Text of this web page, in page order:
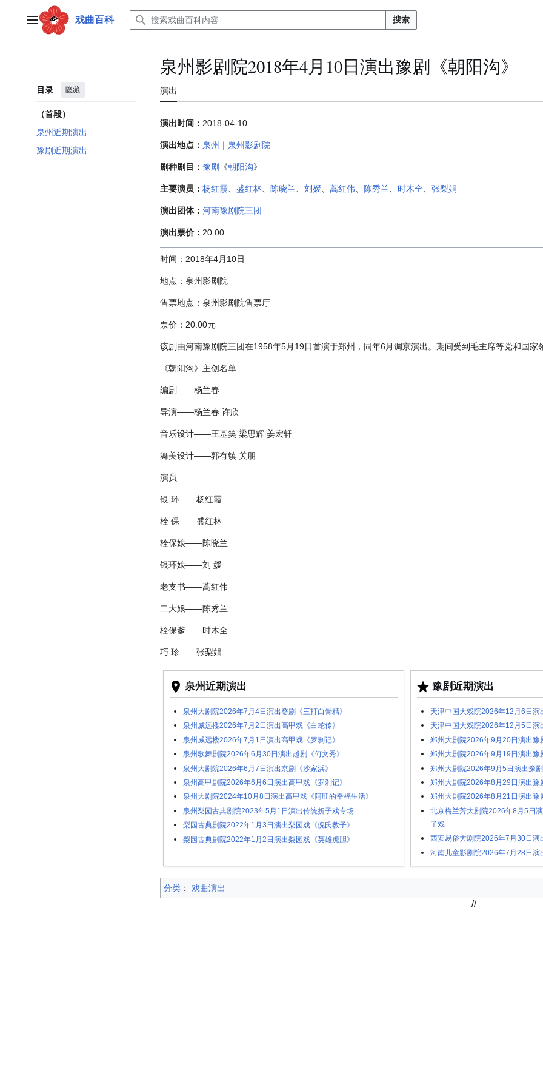
主菜单 戏曲百科 搜索
目录 隐藏
（首段）
泉州近期演出
豫剧近期演出
泉州影剧院2018年4月10日演出豫剧《朝阳沟》
演出
演出时间： 2018-04-10
演出地点： 泉州 ｜ 泉州影剧院
剧种剧目： 豫剧 《朝阳沟》
主要演员： 杨红霞 盛红林 陈晓兰 刘媛 蒿红伟 陈秀兰 时木全 张梨娟
演出团体： 河南豫剧院三团
演出票价： 20.00
时间：2018年4月10日
地点：泉州影剧院
售票地点：泉州影剧院售票厅
票价：20.00元
该剧由河南豫剧院三团在1958年5月19日首演于郑州，同年6月调京演出。期间受到毛主席等党和国家
《朝阳沟》主创名单
编剧——杨兰春
导演——杨兰春 许欣
音乐设计——王基笑 梁思辉 姜宏轩
舞美设计——郭有镇 关朋
演员
银 环——杨红霞
栓 保——盛红林
栓保娘——陈晓兰
银环娘——刘 媛
老支书——蒿红伟
二大娘——陈秀兰
栓保爹——时木全
巧 珍——张梨娟
泉州近期演出
泉州大剧院2026年7月4日演出婺剧《三打白骨精》
泉州威远楼2026年7月2日演出高甲戏《白蛇传》
泉州威远楼2026年7月1日演出高甲戏《罗刹记》
泉州歌舞剧院2026年6月30日演出越剧《何文秀》
泉州大剧院2026年6月7日演出京剧《沙家浜》
泉州高甲剧院2026年6月6日演出高甲戏《罗刹记》
泉州大剧院2024年10月8日演出高甲戏《阿旺的幸福生活》
泉州梨园古典剧院2023年5月1日演出传统折子戏专场
梨园古典剧院2022年1月3日演出梨园戏《倪氏教子》
梨园古典剧院2022年1月2日演出梨园戏《英雄虎胆》
豫剧近期演出
天津中国大戏院2026年12月6日演
天津中国大戏院2026年12月5日演
郑州大剧院2026年9月20日演出豫
郑州大剧院2026年9月19日演出豫
郑州大剧院2026年9月5日演出豫剧
郑州大剧院2026年8月29日演出豫
郑州大剧院2026年8月21日演出豫
北京梅兰芳大剧院2026年8月5日
子戏
西安易俗大剧院2026年7月30日演
河南儿童影剧院2026年7月28日演
分类 ：​ 戏曲演出
//